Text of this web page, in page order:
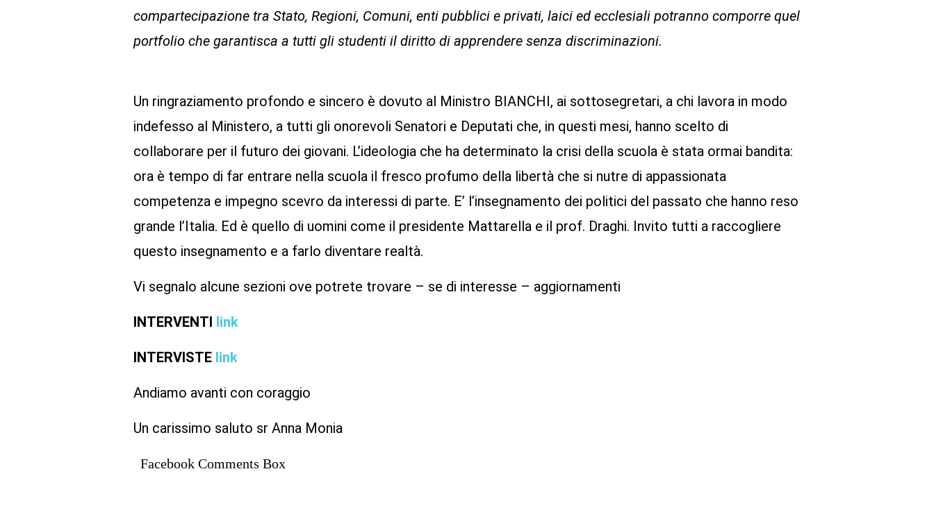
compartecipazione tra Stato, Regioni, Comuni, enti pubblici e privati, laici ed ecclesiali potranno comporre quel
portfolio che garantisca a tutti gli studenti il diritto di apprendere senza discriminazioni.
Un ringraziamento profondo e sincero è dovuto al Ministro BIANCHI, ai sottosegretari, a chi lavora in modo
indefesso al Ministero, a tutti gli onorevoli Senatori e Deputati che, in questi mesi, hanno scelto di
collaborare per il futuro dei giovani. L’ideologia che ha determinato la crisi della scuola è stata ormai bandita:
ora è tempo di far entrare nella scuola il fresco profumo della libertà che si nutre di appassionata
competenza e impegno scevro da interessi di parte. E’ l’insegnamento dei politici del passato che hanno reso
grande l’Italia. Ed è quello di uomini come il presidente Mattarella e il prof. Draghi. Invito tutti a raccogliere
questo insegnamento e a farlo diventare realtà.
Vi segnalo alcune sezioni ove potrete trovare – se di interesse – aggiornamenti
INTERVENTI link
INTERVISTE link
Andiamo avanti con coraggio
Un carissimo saluto sr Anna Monia
Facebook Comments Box